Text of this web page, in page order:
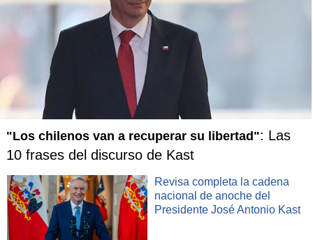
"Los chilenos van a recuperar su libertad": Las
10 frases del discurso de Kast
Revisa completa la cadena
nacional de anoche del
Presidente José Antonio Kast